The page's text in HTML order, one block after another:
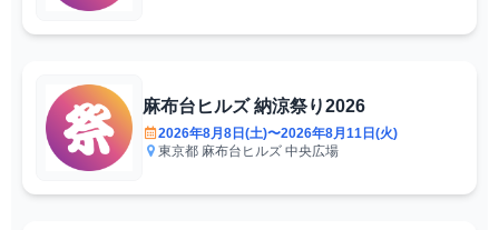
麻布台ヒルズ 納涼祭り2026
2026年8月8日(土)〜2026年8月11日(火)
東京都 麻布台ヒルズ 中央広場